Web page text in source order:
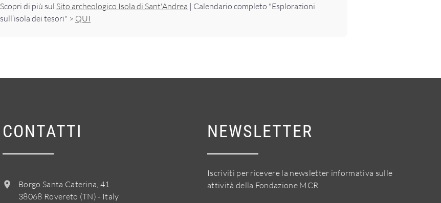
Scopri di più sul Sito archeologico Isola di Sant'Andrea | Calendario completo "Esplorazioni
sull’isola dei tesori" > QUI
CONTATTI
Borgo Santa Caterina, 41
38068 Rovereto (TN) - Italy
NEWSLETTER
Iscriviti per ricevere la newsletter informativa sulle
attività della Fondazione MCR